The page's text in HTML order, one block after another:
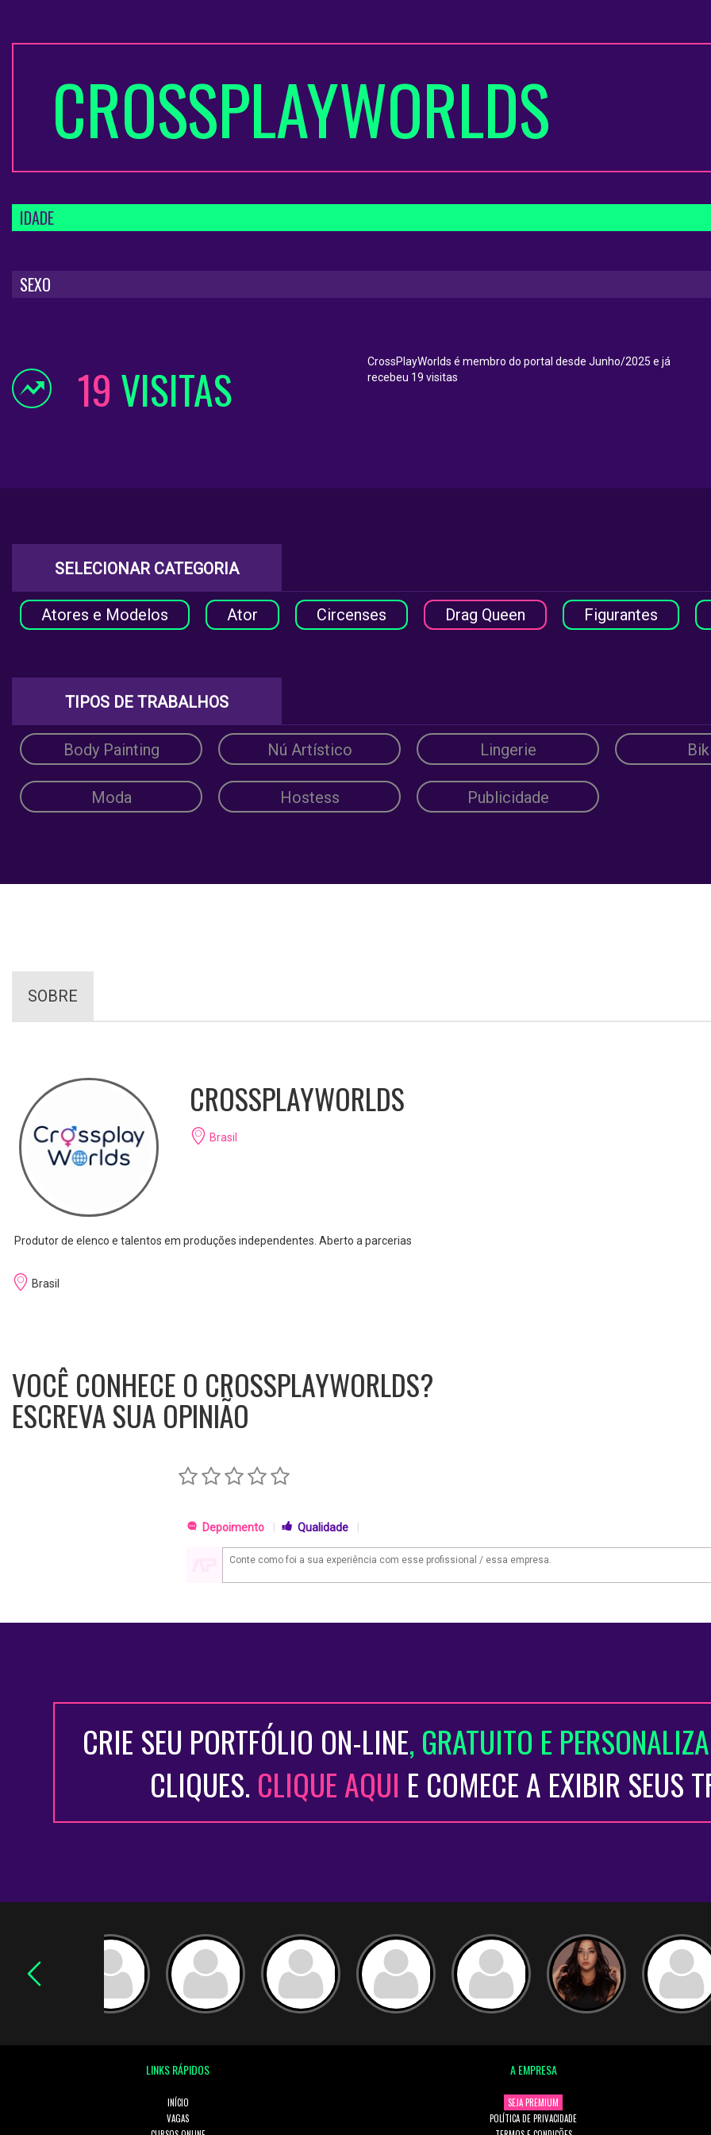
CROSSPLAYWORLDS
IDADE
SEXO
19 VISITAS
CrossPlayWorlds é membro do portal desde Junho/2025 e já
recebeu 19 visitas
SELECIONAR CATEGORIA
Atores e Modelos Ator Circenses Drag Queen Figurantes
TIPOS DE TRABALHOS
Body Painting Nú Artístico Lingerie
Moda Hostess Publicidade
SOBRE
CROSSPLAYWORLDS
Brasil
Produtor de elenco e talentos em produções independentes. Aberto a parcerias
Brasil
VOCÊ CONHECE O CROSSPLAYWORLDS?
ESCREVA SUA OPINIÃO
Depoimento Qualidade
CRIE SEU PORTFÓLIO ON-LINE, GRATUITO E
CLIQUES. CLIQUE AQUI E COMECE A EXIBIR SEUS
LINKS RÁPIDOS
INÍCIO
VAGAS
A EMPRESA
SEJA PREMIUM
POLÍTICA DE PRIVACIDADE